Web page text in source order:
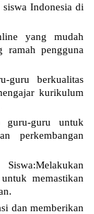
Indonesia di
yang mudah
ramah pengguna
guru berkualitas
kurikulum
guru-guru untuk
perkembangan
memastikan
dan memberikan